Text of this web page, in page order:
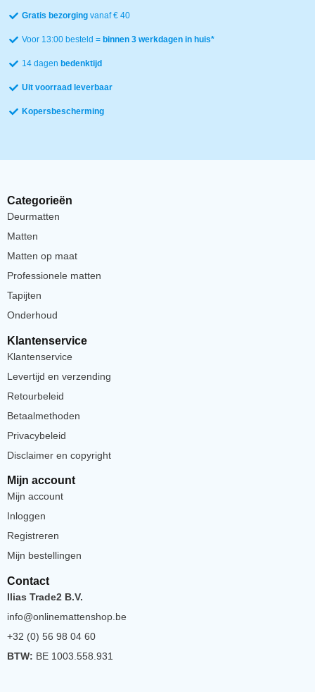
Gratis bezorgingvanaf € 40
Voor 13:00 besteld = binnen 3 werkdagen in huis*
14 dagen bedenktijd
Uit voorraad leverbaar
Kopersbescherming
Categorieën
Deurmatten
Matten
Matten op maat
Professionele matten
Tapijten
Onderhoud
Klantenservice
Klantenservice
Levertijd en verzending
Retourbeleid
Betaalmethoden
Privacybeleid
Disclaimer en copyright
Mijn account
Mijn account
Inloggen
Registreren
Mijn bestellingen
Contact
Ilias Trade2 B.V.
info@onlinemattenshop.be
+32 (0) 56 98 04 60
BTW: BE 1003.558.931